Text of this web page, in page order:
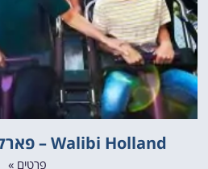
Walibi Holland – פארק וואליבי בהולנד
פרטים »